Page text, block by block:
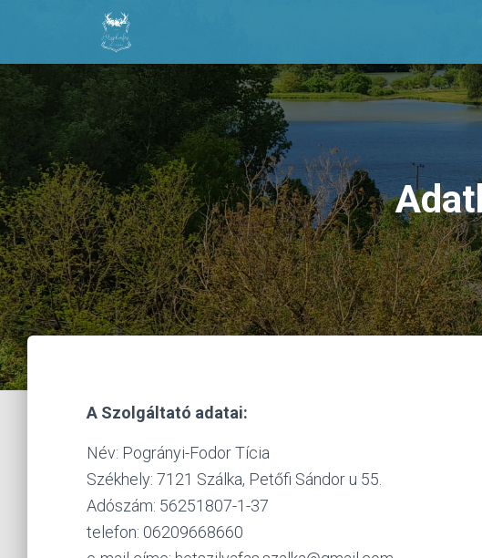
A Szolgáltató adatai:
Név: Pogrányi-Fodor Tícia
Székhely: 7121 Szálka, Petőfi Sándor u 55.
Adószám: 56251807-1-37
telefon: 06209668660